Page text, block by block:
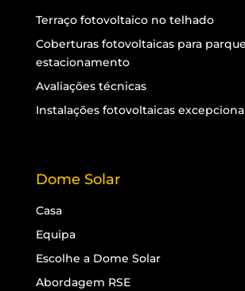
Terraço fotovoltaico no telhado
Coberturas fotovoltaicas para
estacionamento
Avaliações técnicas
Instalações fotovoltaicas
Dome Solar
Casa
Equipa
Escolhe a Dome Solar
Abordagem RSE